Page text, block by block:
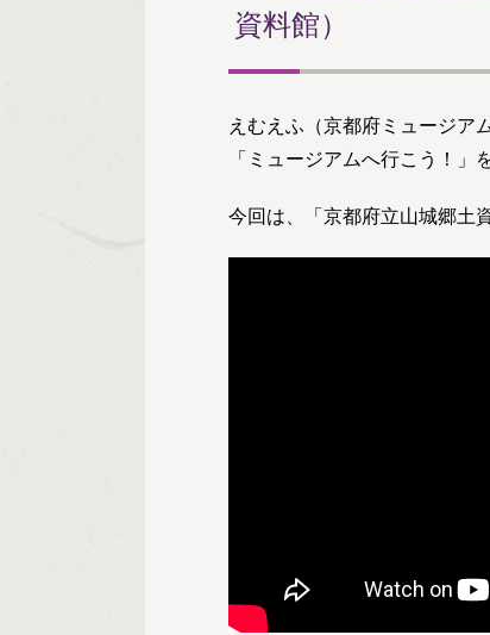
資料館）
えむえふ（京都府ミュージア
「ミュージアムへ行こう！」
今回は、「京都府立山城郷土